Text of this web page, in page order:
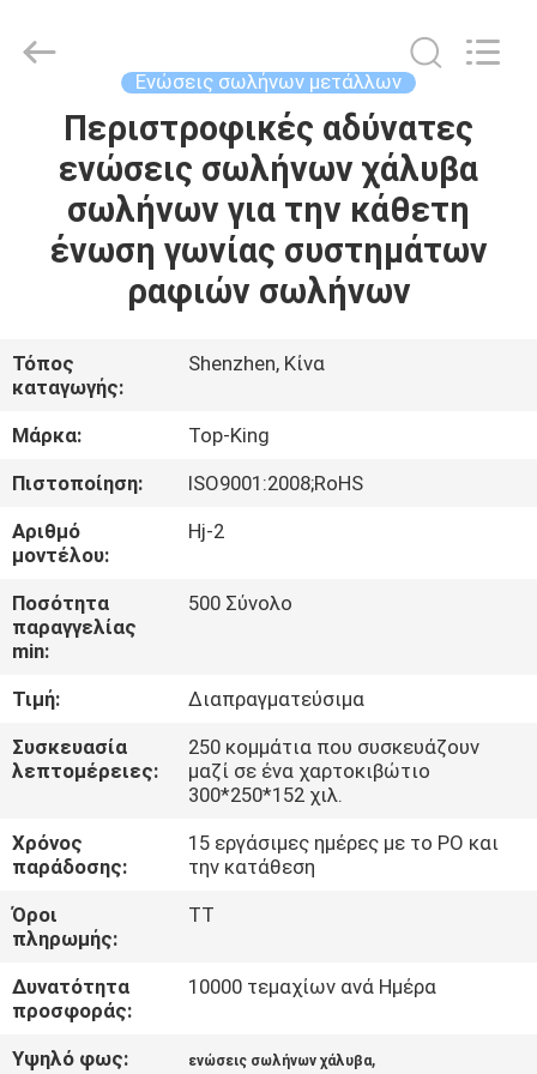
ΣΠΊΤΙ
ΠΡΟΪΌΝΤΑ
ΣΧΕΤΙΚΆ
ΕΜΆΣ
ΕΠΙΣΚΈΨΕΙΣ
ΣΤΟ
ΕΡΓΟΣΤΆΣΙΟ
ΈΛΕΓΧΟΣ
ΠΟΙΌΤΗΤΑΣ
ΕΠΙΚΟΙΝΩΝΉΣΤΕ
ΜΑΖΊ
ΖΗΤΉΣΤΕ
ΠΡΟΣΦΟΡΆ
SITEMAP
Ενώσεις σωλήνων μετάλλων
Περιστροφικές αδύνατες
ενώσεις σωλήνων χάλυβα
σωλήνων για την κάθετη
ένωση γωνίας συστημάτων
ραφιών σωλήνων
Τόπος
καταγωγής:
Shenzhen, Κίνα
Μάρκα:
Top-King
Πιστοποίηση:
ISO9001:2008;RoHS
Αριθμό
μοντέλου:
Hj-2
Ποσότητα
παραγγελίας
min:
500 Σύνολο
Τιμή:
Διαπραγματεύσιμα
Συσκευασία
λεπτομέρειες:
250 κομμάτια που συσκευάζουν
μαζί σε ένα χαρτοκιβώτιο
300*250*152 χιλ.
Χρόνος
παράδοσης:
15 εργάσιμες ημέρες με το PO και
την κατάθεση
Όροι
πληρωμής:
TT
Δυνατότητα
προσφοράς:
10000 τεμαχίων ανά Ημέρα
Υψηλό φως: ενώσεις σωλήνων χάλυβα,